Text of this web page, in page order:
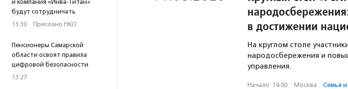
и компания «Инва-Титан»
будут сотрудничать
13:30 · Прислано НКО
Пенсионеры Самарской
области освоят правила
цифровой безопасности
13:27
в достижении
На круглом столе
народосбережения и
управления.
Начало: 14:00 · Москва · Семья